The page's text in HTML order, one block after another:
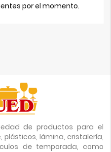
por el momento.
de productos para el
plásticos, lámina, cristalería,
de temporada, como